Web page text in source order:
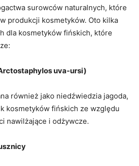
surowców naturalnych, które
⁢produkcji kosmetyków. Oto kilka
dla kosmetyków fińskich, które
uva-ursi)
‍również jako niedźwiedzia jagoda,
kosmetyków fińskich ‌ze⁤ względu⁤
⁣nawilżające i odżywcze.